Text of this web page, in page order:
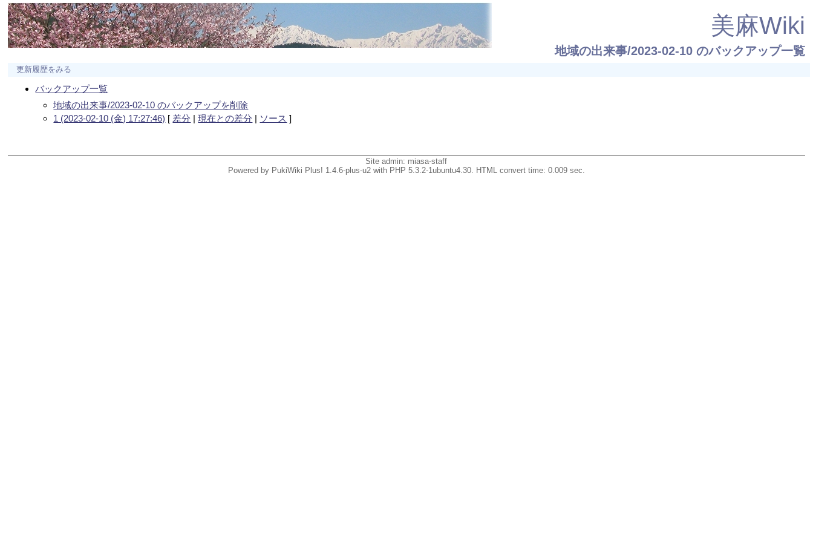
美麻Wiki
地域の出来事/2023-02-10のバックアップ一覧
更新履歴をみる
バックアップ一覧
地域の出来事/2023-02-10 のバックアップを削除
1 (2023-02-10 (金) 17:27:46) [ 差分 |現在との差分 | ソース ]
Site admin: miasa-staff
Powered by PukiWiki Plus! 1.4.6-plus-u2 with PHP 5.3.2-1ubuntu4.30. HTML convert time: 0.009 sec.